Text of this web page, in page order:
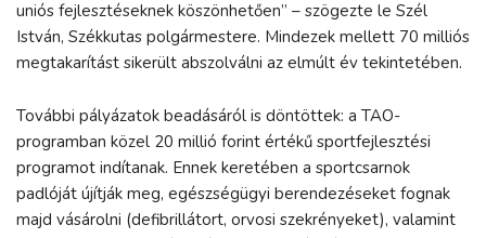
uniós fejlesztéseknek köszönhetően” – szögezte le Szél
István, Székkutas polgármestere. Mindezek mellett 70 milliós
megtakarítást sikerült abszolválni az elmúlt év tekintetében.
További pályázatok beadásáról is döntöttek: a TAO-
programban közel 20 millió forint értékű sportfejlesztési
programot indítanak. Ennek keretében a sportcsarnok
padlóját újítják meg, egészségügyi berendezéseket fognak
majd vásárolni (defibrillátort, orvosi szekrényeket), valamint